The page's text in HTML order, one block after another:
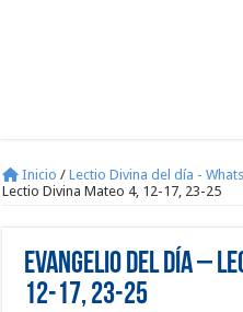
Inicio / Lectio Divina del día -
Lectio Divina Mateo 4, 12-17, 23-25
Evangelio del día –
12-17, 23-25